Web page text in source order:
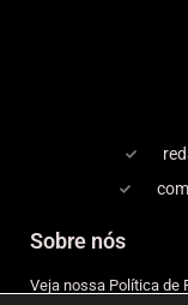
Sobre nós
Veja nossa Política de